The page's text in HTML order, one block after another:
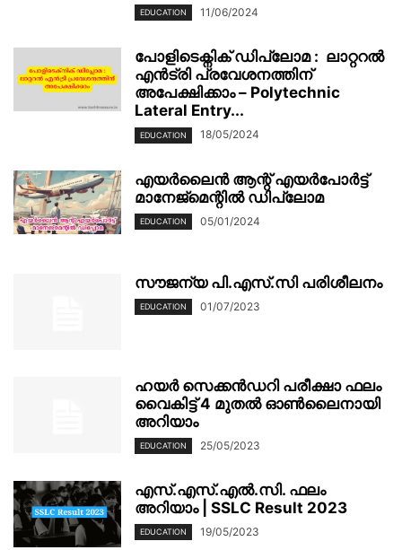
EDUCATION 11/06/2024
പോളിടെക്നിക് ഡിപ്ലോമ : ലാറ്ററൽ
എൻട്രി പ്രവേശനത്തിന്
അപേക്ഷിക്കാം – Polytechnic
Lateral Entry...
EDUCATION 18/05/2024
എയർലൈൻ ആന്റ് എയർപോർട്ട്
മാനേജ്‌മെന്റിൽ ഡിപ്ലോമ
EDUCATION 05/01/2024
സൗജന്യ പി.എസ്.സി പരിശീലനം
EDUCATION 01/07/2023
ഹയർ സെക്കൻഡറി പരീക്ഷാ ഫലം
വൈകിട്ട് 4 മുതൽ ഓൺലൈനായി
അറിയാം
EDUCATION 25/05/2023
എസ്.എസ്.എൽ.സി. ഫലം
അറിയാം | SSLC Result 2023
EDUCATION 19/05/2023